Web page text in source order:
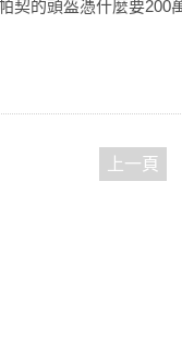
契的頭盔憑什麼要200
上一頁